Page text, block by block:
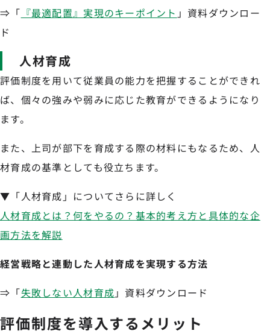
⇒「 『最適配置』実現のキーポイント 」資料ダウンロー
ド
人材育成
評価制度を用いて従業員の能力を把握することができれ
ば、個々の強みや弱みに応じた教育ができるようになり
ます。
また、上司が部下を育成する際の材料にもなるため、人
材育成の基準としても役立ちます。
▼「人材育成」についてさらに詳しく
人材育成とは？何をやるの？基本的考え方と具体的な企
画方法を解説
経営戦略と連動した人材育成を実現する方法
⇒「失敗しない人材育成 」資料ダウンロード
評価制度を導入するメリット